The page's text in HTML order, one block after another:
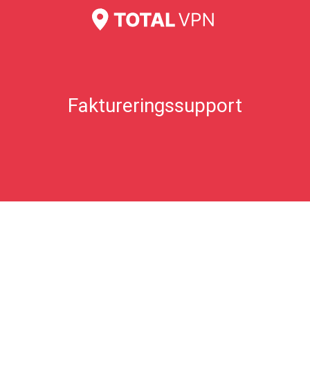
Faktureringssupport
Jeg tror, jeg er blevet overfaktureret?